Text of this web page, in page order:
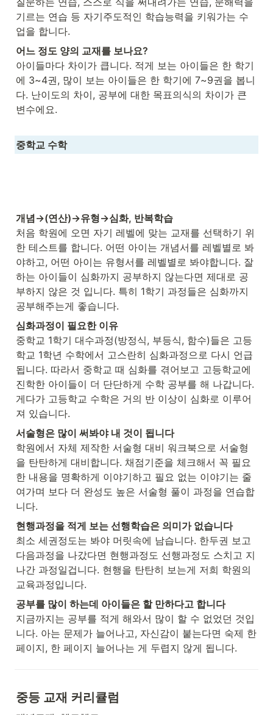
기르는 연습 등 자기주도적인 학습능력을 키워가는 수
업을 합니다.
어느 정도 양의 교재를 보나요?
아이들마다 차이가 큽니다. 적게 보는 아이들은 한 학기
에 3~4권, 많이 보는 아이들은 한 학기에 7~9권을 봅니
다. 난이도의 차이, 공부에 대한 목표의식의 차이가 큰
변수에요.
중학교 수학
개념→(연산)→유형→심화, 반복학습
처음 학원에 오면 자기 레벨에 맞는 교재를 선택하기 위
한 테스트를 합니다. 어떤 아이는 개념서를 레벨별로 봐
야하고, 어떤 아이는 유형서를 레벨별로 봐야합니다. 잘
하는 아이들이 심화까지 공부하지 않는다면 제대로 공
부하지 않은 것 입니다. 특히 1학기 과정들은 심화까지
공부해주는게 좋습니다.
심화과정이 필요한 이유
중학교 1학기 대수과정(방정식, 부등식, 함수)들은 고등
학교 1학년 수학에서 고스란히 심화과정으로 다시 언급
됩니다. 따라서 중학교 때 심화를 겪어보고 고등학교에
진학한 아이들이 더 단단하게 수학 공부를 해 나갑니다.
게다가 고등학교 수학은 거의 반 이상이 심화로 이루어
져 있습니다.
학원에서 자체 제작한 서술형 대비 워크북으로 서술형
을 탄탄하게 대비합니다. 채점기준을 체크해서 꼭 필요
한 내용을 명확하게 이야기하고 필요 없는 이야기는 줄
여가며 보다 더 완성도 높은 서술형 풀이 과정을 연습합
니다.
현행과정을 적게 보는 선행학습은 의미가 없습니다
최소 세권정도는 봐야 머릿속에 남습니다. 한두권 보고
다음과정을 나갔다면 현행과정도 선행과정도 스치고 지
나간 과정일겁니다. 현행을 탄탄히 보는게 저희 학원의
교육과정입니다.
공부를 많이 하는데 아이들은 할 만하다고 합니다
지금까지는 공부를 적게 해와서 많이 할 수 없었던 것입
니다. 아는 문제가 늘어나고, 자신감이 붙는다면 숙제 한
페이지, 한 페이지 늘어나는 게 두렵지 않게 됩니다.
중등 교재 커리큘럼